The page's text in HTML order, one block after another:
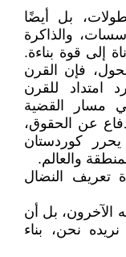
بل أيضًا
والذاكرة
إلى قوة بناءة.
فإن القرن
امتداد للقرن
مسار القضية
عن الحقوق،
كوردستان
والعالم.
تعريف النضال
الآخرون، بل أن
نحن، بناء